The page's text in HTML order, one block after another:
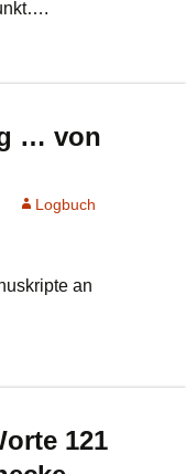
… von
Logbuch
an
121